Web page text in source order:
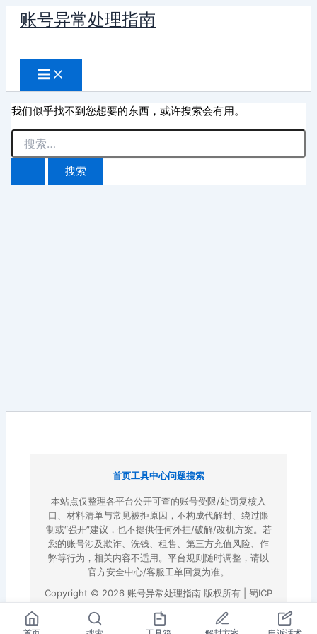
账号异常处理指南
索
我们似乎找不到您想要的东西，或许搜索会有用。
搜
索：
首页工具中心问题搜索
本站点仅整理各平台公开可查的账号受限/处罚复核入
口、材料清单与常见被拒原因，不构成代解封、绕过限
制或“强开”建议，也不提供任何外挂/破解/改机方案。若
您的账号涉及欺诈、洗钱、租售、第三方充值风险、作
弊等行为，相关内容不适用。平台规则随时调整，请以
官方安全中心/客服工单回复为准。
Copyright © 2026 账号异常处理指南 版权所有 | 蜀ICP